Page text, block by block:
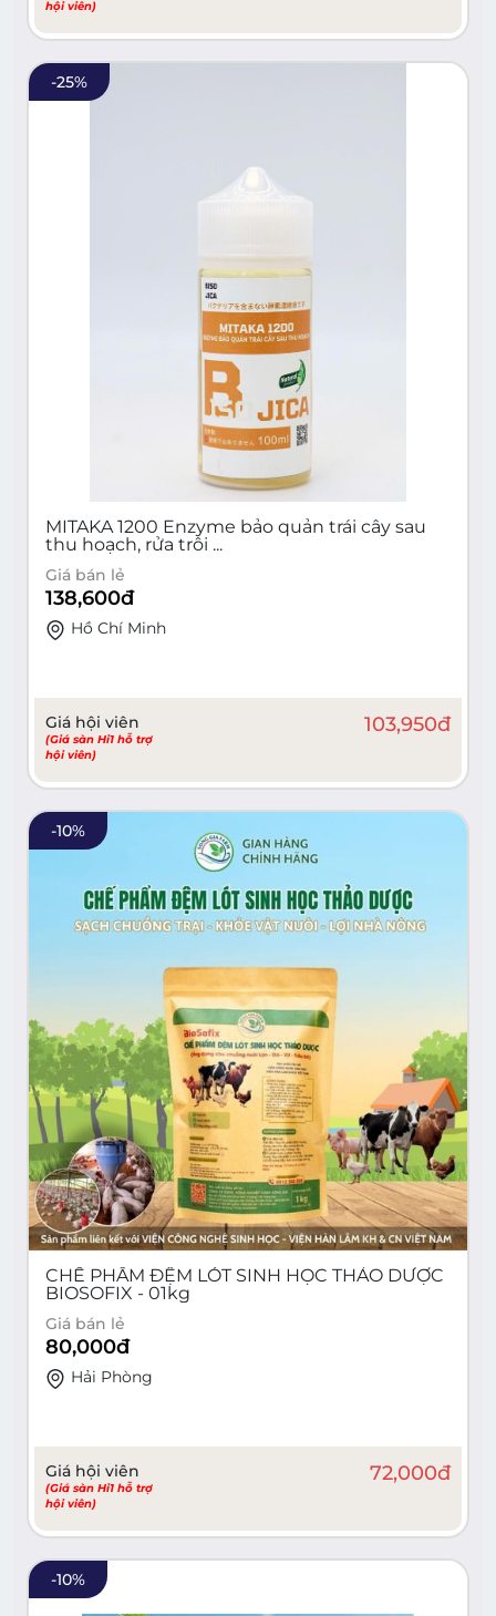
hội viên)
-25%
MITAKA 1200 Enzyme bảo quản trái cây sau
thu hoạch, rửa trôi ...
Giá bán lẻ
138,600đ
Hồ Chí Minh
Giá hội viên
(Giá sàn Hi1 hỗ trợ
hội viên)
103,950đ
-10%
CHẾ PHẨM ĐỆM LÓT SINH HỌC THẢO DƯỢC
BIOSOFIX - 01kg
Giá bán lẻ
80,000đ
Hải Phòng
Giá hội viên
(Giá sàn Hi1 hỗ trợ
hội viên)
72,000đ
-10%